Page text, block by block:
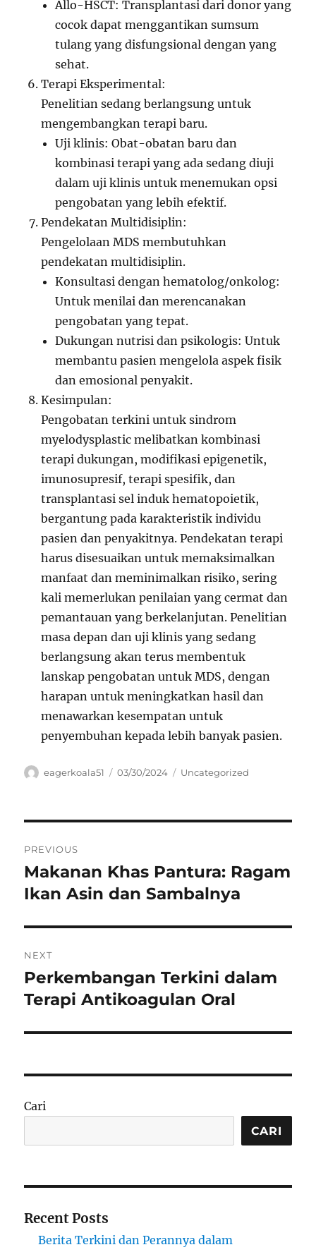
Allo-HSCT: Transplantasi dari donor yang
cocok dapat menggantikan sumsum
tulang yang disfungsional dengan yang
sehat.
Terapi Eksperimental:
Penelitian sedang berlangsung untuk
mengembangkan terapi baru.
Uji klinis: Obat-obatan baru dan
kombinasi terapi yang ada sedang diuji
dalam uji klinis untuk menemukan opsi
pengobatan yang lebih efektif.
Pendekatan Multidisiplin:
Pengelolaan MDS membutuhkan
pendekatan multidisiplin.
Konsultasi dengan hematolog/onkolog:
Untuk menilai dan merencanakan
pengobatan yang tepat.
Dukungan nutrisi dan psikologis: Untuk
membantu pasien mengelola aspek fisik
dan emosional penyakit.
Kesimpulan:
Pengobatan terkini untuk sindrom
myelodysplastic melibatkan kombinasi
terapi dukungan, modifikasi epigenetik,
imunosupresif, terapi spesifik, dan
transplantasi sel induk hematopoietik,
bergantung pada karakteristik individu
pasien dan penyakitnya. Pendekatan terapi
harus disesuaikan untuk memaksimalkan
manfaat dan meminimalkan risiko, sering
kali memerlukan penilaian yang cermat dan
pemantauan yang berkelanjutan. Penelitian
masa depan dan uji klinis yang sedang
berlangsung akan terus membentuk
lanskap pengobatan untuk MDS, dengan
harapan untuk meningkatkan hasil dan
menawarkan kesempatan untuk
penyembuhan kepada lebih banyak pasien.
Author
eagerkoala51
Posted
03/30/2024 Categories
Uncategorized
pos
PREVIOUS
Previous
post:
Makanan Khas Pantura: Ragam
Ikan Asin dan Sambalnya
NEXT
Next
post:
Perkembangan Terkini dalam
Terapi Antikoagulan Oral
Cari
CARI
Recent Posts
Berita Terkini dan Perannya dalam